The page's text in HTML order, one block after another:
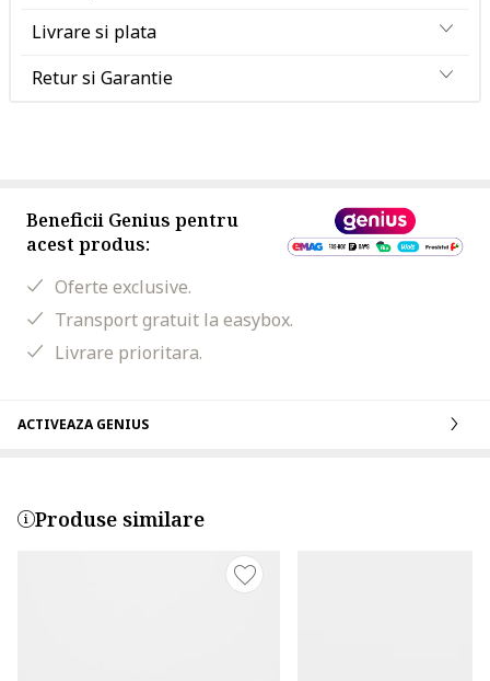
Livrare si plata
Retur si Garantie
Beneficii Genius pentru
acest produs:
Oferte exclusive.
Transport gratuit la easybox.
Livrare prioritara.
ACTIVEAZA GENIUS
Produse similare